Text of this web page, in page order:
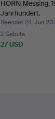
HORN Messing,
Jahrhundert.
Beendet 24. Jun
2 Gebote
27 USD